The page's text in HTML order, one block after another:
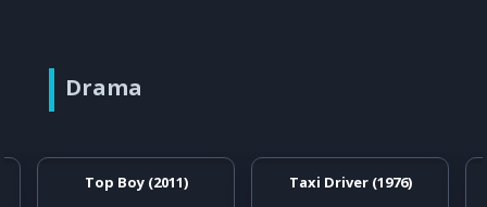
Drama
Top Boy (2011) Taxi Driver (1976)